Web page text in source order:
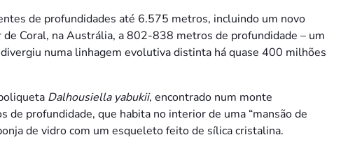
de profundidades até 6.575 metros, incluindo um novo
Coral, na Austrália, a 802-838 metros de profundidade – um
numa linhagem evolutiva distinta há quase 400 milhões
Dalhousiella yabukii, encontrado num monte
de profundidade, que habita no interior de uma “mansão de
de vidro com um esqueleto feito de sílica cristalina.